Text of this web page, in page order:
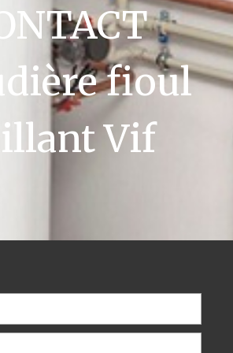
fioul
Vif